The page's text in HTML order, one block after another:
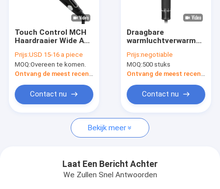
Fabriekstocht
Kwaliteitscontrole
Nieuws
Gevallen
Vraag een offerte
Verwarmer Haarglijder
Touch Control MCH
Haardraaier Wide And
LCD Display
Prijs:USD 15-16 a piece
MOQ:Overeen te komen.
Ontvang de meest recente Prijs
Contact nu
Draagbare
warmluchtverwarmer
instelbare
temperatuur
Prijs:negotiable
MOQ:500 stuks
Ontvang de meest recente Prijs
Contact nu
Bekijk meer
Laat Een Bericht Achter
We Zullen Snel Antwoorden